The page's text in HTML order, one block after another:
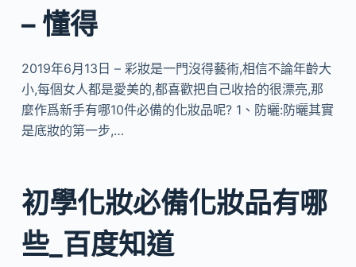
– 懂得
2019年6月13日 – 彩妝是一門沒得藝術,相信不論年齡大
小,每個女人都是愛美的,都喜歡把自己收拾的很漂亮,那
麼作爲新手有哪10件必備的化妝品呢? 1、防曬:防曬其實
是底妝的第一步,…
初學化妝必備化妝品有哪
些_百度知道